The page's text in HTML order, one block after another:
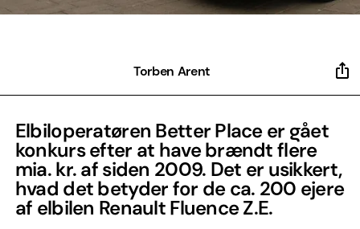
Torben Arent
Elbiloperatøren Better Place er gået
konkurs efter at have brændt flere
mia. kr. af siden 2009. Det er usikkert,
hvad det betyder for de ca. 200 ejere
af elbilen Renault Fluence Z.E.